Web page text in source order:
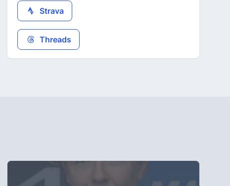
Strava
Threads